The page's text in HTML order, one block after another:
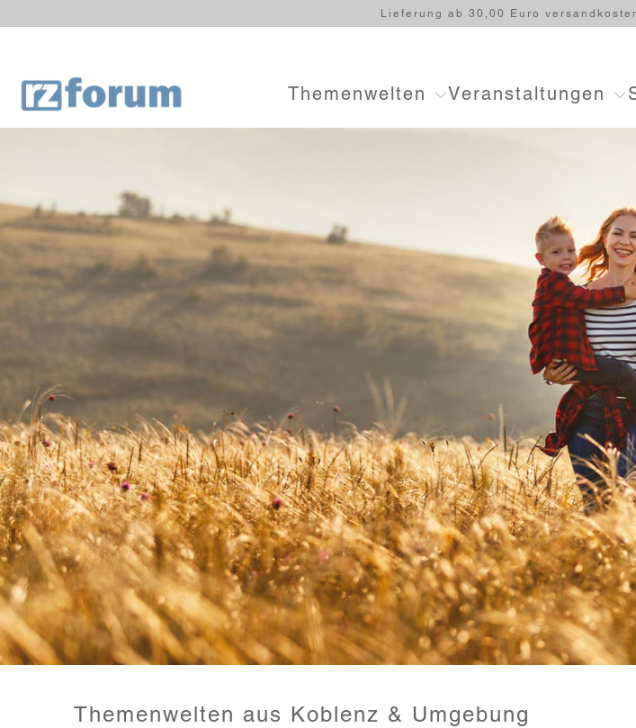
Lieferung ab 30,00 Euro
Themenwelten Veranstaltungen
Themenwelten aus Koblenz & Umgebung